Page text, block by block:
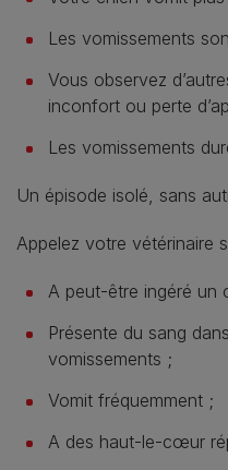
Les vomissements
Vous observez
inconfort ou perte
Les vomissements
Un épisode isolé, sans
Appelez votre vétérinaire
A peut‑être ingéré
Présente du sang
vomissements ;
Vomit fréquemment ;
A des haut-le-cœur